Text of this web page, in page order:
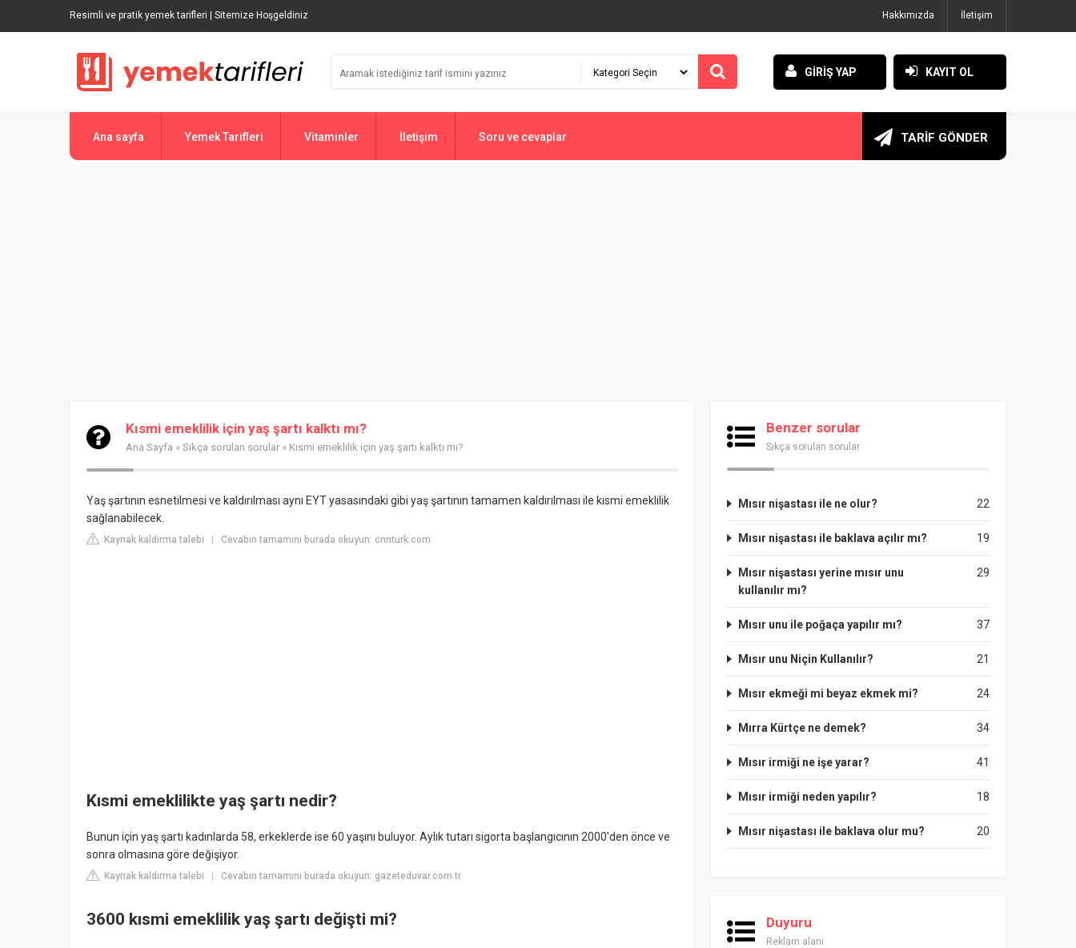
Resimli ve pratik yemek tarifleri | Sitemize Hoşgeldiniz Hakkımızda İletişim
GİRİŞ YAP KAYIT OL
Ana sayfa Yemek Tarifleri Vitaminler İletişim Soru ve cevaplar TARİF GÖNDER
Kısmi emeklilik için yaş şartı kalktı mı?
Ana Sayfa » Sıkça sorulan sorular » Kısmi emeklilik için yaş şartı kalktı mı?
Yaş şartının esnetilmesi ve kaldırılması aynı EYT yasasındaki gibi yaş şartının tamamen kaldırılması ile kısmi emeklilik
sağlanabilecek.
Kaynak kaldırma talebi | Cevabın tamamını burada okuyun: cnnturk.com
Kısmi emeklilikte yaş şartı nedir?
Bunun için yaş şartı kadınlarda 58, erkeklerde ise 60 yaşını buluyor. Aylık tutarı sigorta başlangıcının 2000'den önce ve
sonra olmasına göre değişiyor.
Kaynak kaldırma talebi Cevabın tamamını burada okuyun: gazeteduvar.com.tr
3600 kısmi emeklilik yaş şartı değişti mi?
Benzer sorular
Sıkça sorulan sorular
22
Mısır nişastası ile ne olur?
19
Mısır nişastası ile baklava açılır mı?
29
Mısır nişastası yerine mısır unu
kullanılır mı?
37
Mısır unu ile poğaça yapılır mı?
21
Mısır unu Niçin Kullanılır?
24
Mısır ekmeği mi beyaz ekmek mi?
34
Mırra Kürtçe ne demek?
41
Mısır irmiği ne işe yarar?
18
Mısır irmiği neden yapılır?
20
Mısır nişastası ile baklava olur mu?
Duyuru
Reklam alanı